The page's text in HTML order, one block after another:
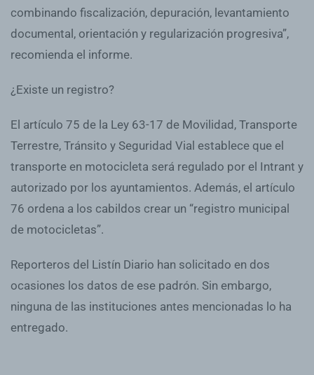
combinando fiscalización, depuración, levantamiento
documental, orientación y regularización progresiva”,
recomienda el informe.
¿Existe un registro?
El artículo 75 de la Ley 63-17 de Movilidad, Transporte
Terrestre, Tránsito y Seguridad Vial establece que el
transporte en motocicleta será regulado por el Intrant y
autorizado por los ayuntamientos. Además, el artículo
76 ordena a los cabildos crear un “registro municipal
de motocicletas”.
Reporteros del Listín Diario han solicitado en dos
ocasiones los datos de ese padrón. Sin embargo,
ninguna de las instituciones antes mencionadas lo ha
entregado.